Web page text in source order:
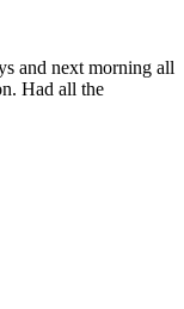
and next morning all
Had all the